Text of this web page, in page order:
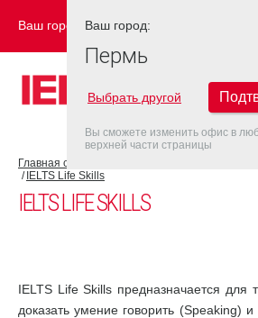
Ваш город: ПЕРМЬ
Главная страница
IELTS Life Skills
IELTS LIFE SKILLS
IELTS Life Skills предназначается для
доказать умение говорить (Speaking)
Ваш город:
Пермь
Выбрать другой
Вы сможете изменить офис в
верхней части страницы